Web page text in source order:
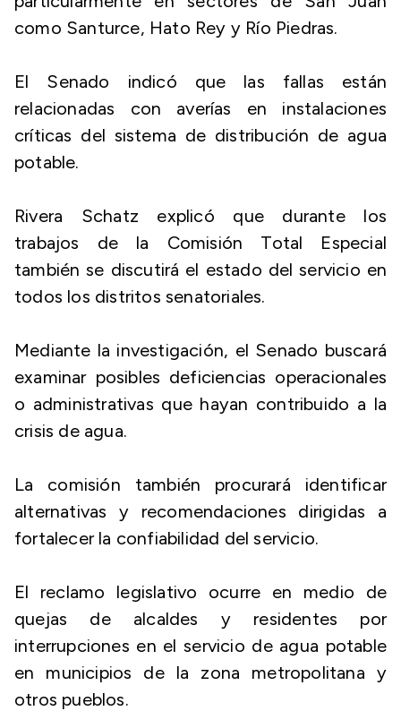
como Santurce, Hato Rey y Río Piedras.
El Senado indicó que las fallas están
relacionadas con averías en instalaciones
críticas del sistema de distribución de agua
potable.
Rivera Schatz explicó que durante los
trabajos de la Comisión Total Especial
también se discutirá el estado del servicio en
todos los distritos senatoriales.
Mediante la investigación, el Senado buscará
examinar posibles deficiencias operacionales
o administrativas que hayan contribuido a la
crisis de agua.
La comisión también procurará identificar
alternativas y recomendaciones dirigidas a
fortalecer la confiabilidad del servicio.
El reclamo legislativo ocurre en medio de
quejas de alcaldes y residentes por
interrupciones en el servicio de agua potable
en municipios de la zona metropolitana y
otros pueblos.